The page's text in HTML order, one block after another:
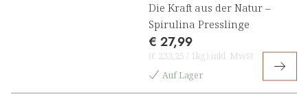
Die Kraft aus der Natur –
Spirulina Presslinge
€ 27,99
(€ 233,25 / 1kg) inkl. MwSt
Auf Lager